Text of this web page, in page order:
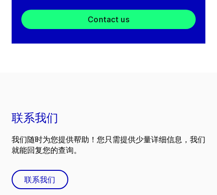
Contact us
联系我们
我们随时为您提供帮助！您只需提供少量详细信息，我们
就能回复您的查询。
联系我们